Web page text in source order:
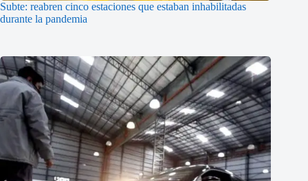
Subte: reabren cinco estaciones que estaban inhabilitadas
durante la pandemia